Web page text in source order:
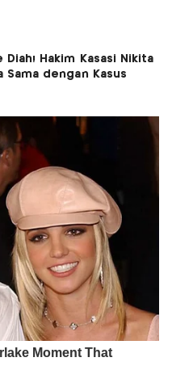
Diah! Hakim Kasasi Nikita
Sama dengan Kasus